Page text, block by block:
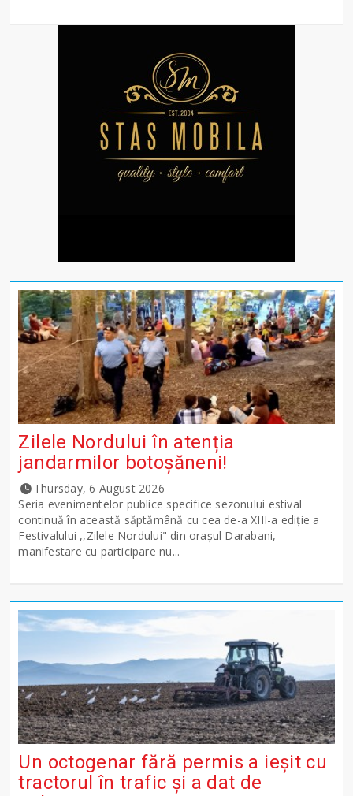
Zilele Nordului în atenția
jandarmilor botoșăneni!
Thursday, 6 August 2026
Seria evenimentelor publice specifice sezonului estival
continuă în această săptămână cu cea de-a XIII-a ediție a
Festivalului ,,Zilele Nordului" din orașul Darabani,
manifestare cu participare nu...
Un octogenar fără permis a ieșit cu
tractorul în trafic și a dat de